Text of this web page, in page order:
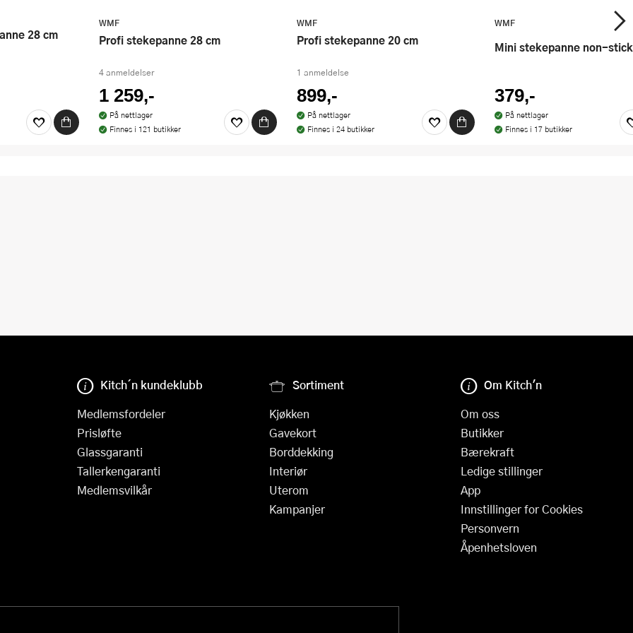
28 cm
WMF
Profi stekepanne 28 cm
4 anmeldelser
1 259,-
På nettlager
Finnes i 121 butikker
WMF
Profi stekepanne 20 cm
1 anmeldelse
899,-
På nettlager
Finnes i 24 butikker
WMF
Mini stekepanne non-
379,-
På nettlager
Finnes i 17 butikker
Kitch´n kundeklubb
Medlemsfordeler
Prisløfte
Glassgaranti
Tallerkengaranti
Medlemsvilkår
Sortiment
Kjøkken
Gavekort
Borddekking
Interiør
Uterom
Kampanjer
Om Kitch'n
Om oss
Butikker
Bærekraft
Ledige stillinger
App
Innstillinger for Cookies
Personvern
Åpenhetsloven